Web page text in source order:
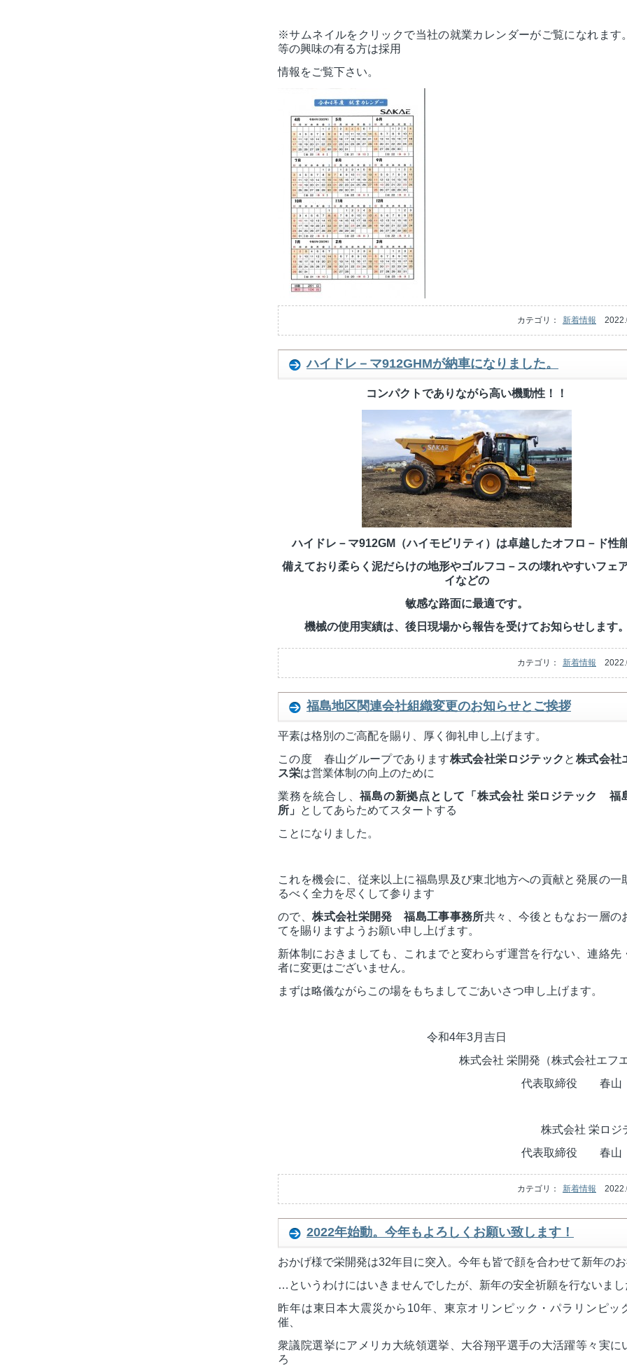
※サムネイルをクリックで当社の就業カレンダーがご覧になれます
等の興味の有る方は採用
情報をご覧下さい。
カテゴリ： 新着情報
ハイドレ－マ912GHMが納車になりました。
コンパクトでありながら高い機動性！！
ハイドレ－マ912GM（ハイモビリティ）は卓越したオフロ－ド性
備えており柔らく泥だらけの地形やゴルフコ－スの壊れやすいフェ
イなどの
敏感な路面に最適です。
機械の使用実績は、後日現場から報告を受けてお知らせします。
カテゴリ： 新着情報
福島地区関連会社組織変更のお知らせとご挨拶
平素は格別のご高配を賜り、厚く御礼申し上げます。
この度 春山グループであります株式会社栄ロジテック と 株式会社
ス栄は営業体制の向上のために
業務を統合し、福島の新拠点として「株式会社 栄ロジテック 福
所」
としてあらためてスタートする
ことになりました。
これを機会に、従来以上に福島県及び東北地方への貢献と発展の一
るべく全力を尽くして参ります
ので、株式会社栄開発 福島工事事務所共々、今後ともなお一層の
てを賜りますようお願い申し上げます。
新体制におきましても、これまでと変わらず運営を行ない、連絡先
者に変更はございません。
まずは略儀ながらこの場をもちましてごあいさつ申し上げます。
令和4年3月吉日
株式会社 栄開発（株式会社エフ
代表取締役 春山
株式会社 栄ロジ
代表取締役 春山
カテゴリ： 新着情報
2022年始動。今年もよろしくお願い致します！
おかげ様で栄開発は32年目に突入。今年も皆で顔を合わせて新年の
…というわけにはいきませんでしたが、新年の安全祈願を行ないまし
昨年は東日本大震災から10年、東京オリンピック・パラリンピッ
催、
衆議院選挙にアメリカ大統領選挙、大谷翔平選手の大活躍等々実に
ろ